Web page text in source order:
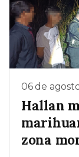
06 de
Hallan
zona